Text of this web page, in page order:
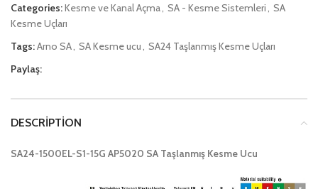
Categories:Kesme ve Kanal Açma SA - Kesme Sistemleri
SA
Kesme Uçları
Tags:Arno SA SA Kesme ucu
SA24 Taşlanmış Kesme Uçları
Paylaş:
DESCRIPTION
SA24-1500EL-S1-15G AP5020 SA Taşlanmış Kesme Ucu